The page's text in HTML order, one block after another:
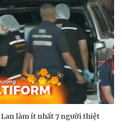
làm ít nhất 7 người thiệt